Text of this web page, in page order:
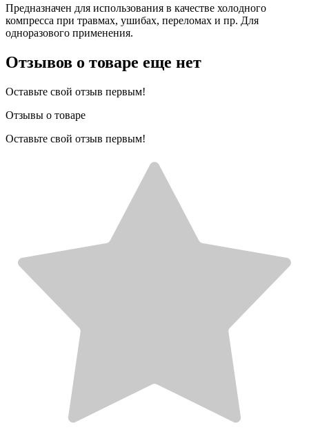
Предназначен для использования в качестве холодного
компресса при травмах, ушибах, переломах и пр. Для
одноразового применения.
Отзывов о товаре еще нет
Оставьте свой отзыв первым!
Отзывы о товаре
Оставьте свой отзыв первым!